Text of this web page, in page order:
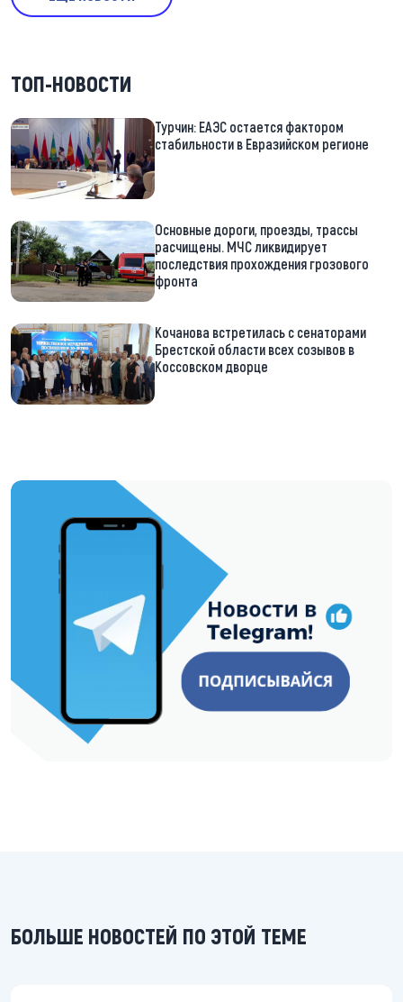
ТОП-НОВОСТИ
Турчин: ЕАЭС остается фактором
стабильности в Евразийском регионе
Основные дороги, проезды, трассы
расчищены. МЧС ликвидирует
последствия прохождения грозового
фронта
Кочанова встретилась с сенаторами
Брестской области всех созывов в
Коссовском дворце
https://t.me/minskctvby
БОЛЬШЕ НОВОСТЕЙ ПО ЭТОЙ ТЕМЕ